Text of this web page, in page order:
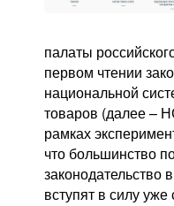
палаты
первом чтении
национальной
товаров (далее –
рамках
что большинство
законодательство
вступят в силу уже